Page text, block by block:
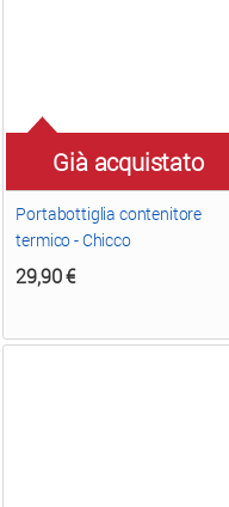
Già acquistato
Portabottiglia contenitore
termico - Chicco
29,90€